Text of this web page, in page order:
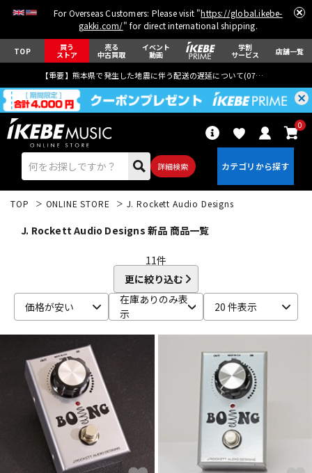
For Overseas Customers: Please visit "https://global.ikebe-
gakki.com/" for direct international shipping.
TOP 買う
ストア
売る
中古買取
イベント
動画
学割
サービス 店舗一覧
【重要】熊本県で発生した地震に伴う配送の遅延について(07月29日
詳細検索
0
ベース ウクレレ
ドラム パーカッション
キーボード 電子ピアノ
TOP ONLINE STORE J. Rockett Audio Designs
J. Rockett Audio Designs 新品 商品一覧
11件
更に絞り込む
価格が安い
在庫ありのみ表
示
20 件表示